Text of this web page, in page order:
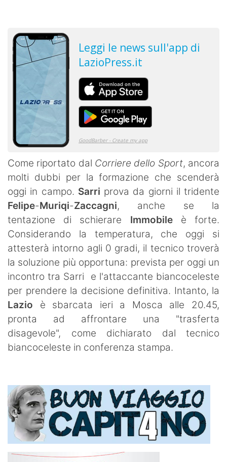
Come riportato dal Corriere dello Sport, ancora
molti dubbi per la formazione che scenderà
oggi in campo. Sarri prova da giorni il tridente
Felipe-Muriqi-Zaccagni, anche se la
tentazione di schierare Immobileè forte.
Considerando la temperatura, che oggi si
attesterà intorno agli 0 gradi, il tecnico troverà
la soluzione più opportuna: prevista per oggi un
incontro tra Sarri e l'attaccante biancoceleste
per prendere la decisione definitiva. Intanto, la
Lazio è sbarcata ieri a Mosca alle 20.45,
pronta ad affrontare una "trasferta
disagevole", come dichiarato dal tecnico
biancoceleste in conferenza stampa.